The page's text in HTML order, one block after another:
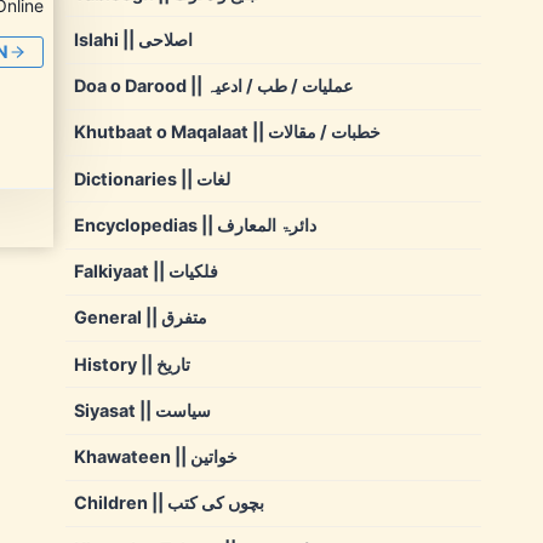
Islahi || اصلاحی
Doa o Darood || عملیات / طب / ادعیہ
Khutbaat o Maqalaat || خطبات / مقالات
Dictionaries || لغات
Encyclopedias || دائرۃ المعارف
Falkiyaat || فلکیات
General || متفرق
History || تاریخ
Siyasat || سیاست
Khawateen || خواتین
Children || بچوں کی کتب